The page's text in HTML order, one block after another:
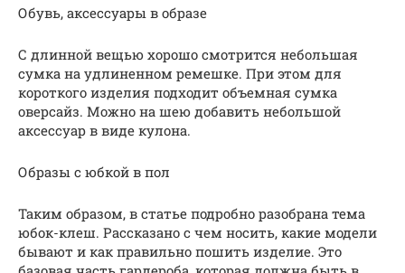
Обувь, аксессуары в образе
С длинной вещью хорошо смотрится небольшая
сумка на удлиненном ремешке. При этом для
короткого изделия подходит объемная сумка
оверсайз. Можно на шею добавить небольшой
аксессуар в виде кулона.
Образы с юбкой в пол
Таким образом, в статье подробно разобрана тема
юбок-клеш. Рассказано с чем носить, какие модели
бывают и как правильно пошить изделие. Это